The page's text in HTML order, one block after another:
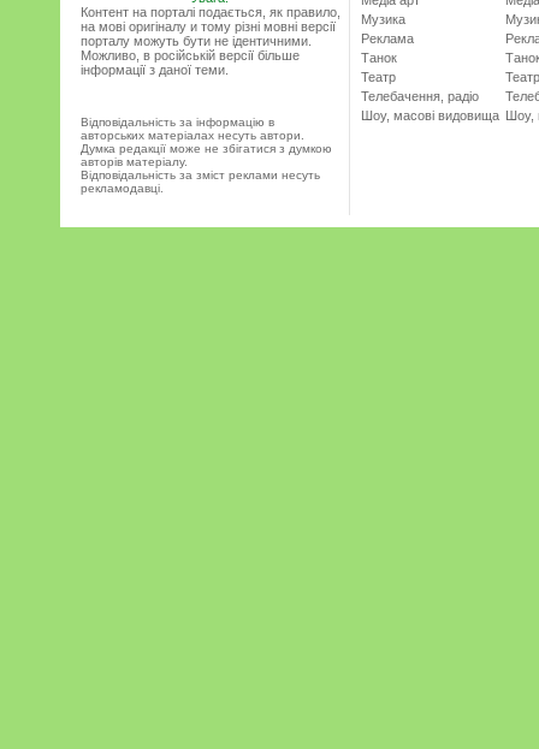
Контент на порталі подається, як правило,
на мові оригіналу и тому різні мовні версії
порталу можуть бути не ідентичними.
Можливо, в російській версії більше
інформації з даної теми.
Відповідальність за інформацію в
авторських матеріалах несуть автори.
Думка редакції може не збігатися з думкою
авторів матеріалу.
Відповідальність за зміст реклами несуть
рекламодавці.
Музика
Реклама
Танок
Театр
Телебачення, радіо
Шоу, масові видовища
Театр
Шоу,